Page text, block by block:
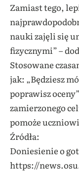
Zamiast tego,
nauki zajęli się
fizycznymi” –
Stosowane
jak: „Będziesz
poprawisz
zamierzonego
pomoże
Źródła:
Doniesienie o
https://